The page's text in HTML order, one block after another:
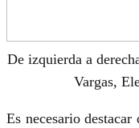
De izquierda a
Vargas,
Es necesario